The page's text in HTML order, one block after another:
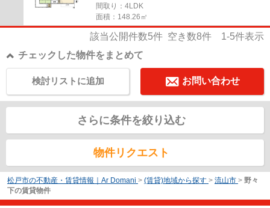
間取り：4LDK
面積：148.26㎡
該当公開件数5件 空き数8件 1-5件表示
チェックした物件をまとめて
お問い合わせ
検討リストに追加
さらに条件を絞り込む
物件リクエスト
松戸市の不動産・賃貸情報｜Ar Domani > (賃貸)地域から探す > 流山市 > 野々
下の賃貸物件